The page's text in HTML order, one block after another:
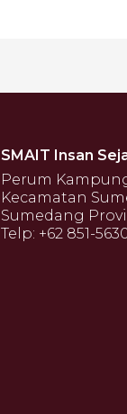
SMAIT Insan
Perum
Kecamatan
Sumedang
Telp: +62 851-